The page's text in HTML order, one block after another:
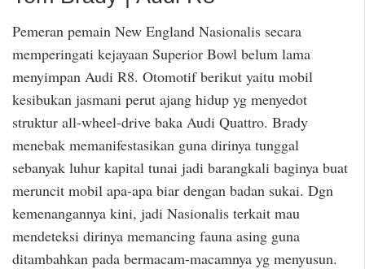
Pemeran pemain New England Nasionalis secara
memperingati kejayaan Superior Bowl belum lama
menyimpan Audi R8. Otomotif berikut yaitu mobil
kesibukan jasmani perut ajang hidup yg menyedot
struktur all-wheel-drive baka Audi Quattro. Brady
menebak memanifestasikan guna dirinya tunggal
sebanyak luhur kapital tunai jadi barangkali baginya buat
meruncit mobil apa-apa biar dengan badan sukai. Dgn
kemenangannya kini, jadi Nasionalis terkait mau
mendeteksi dirinya memancing fauna asing guna
ditambahkan pada bermacam-macamnya yg menyusun.